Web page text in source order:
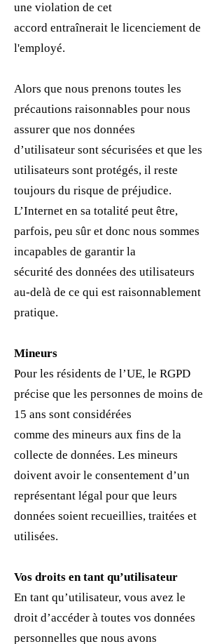
une violation de cet
accord entraînerait le licenciement de
l'employé.
Alors que nous prenons toutes les
précautions raisonnables pour nous
assurer que nos données
d’utilisateur sont sécurisées et que les
utilisateurs sont protégés, il reste
toujours du risque de préjudice.
L’Internet en sa totalité peut être,
parfois, peu sûr et donc nous sommes
incapables de garantir la
sécurité des données des utilisateurs
au-delà de ce qui est raisonnablement
pratique.
Mineurs
Pour les résidents de l’UE, le RGPD
précise que les personnes de moins de
15 ans sont considérées
comme des mineurs aux fins de la
collecte de données. Les mineurs
doivent avoir le consentement d’un
représentant légal pour que leurs
données soient recueillies, traitées et
utilisées.
Vos droits en tant qu’utilisateur
En tant qu’utilisateur, vous avez le
droit d’accéder à toutes vos données
personnelles que nous avons